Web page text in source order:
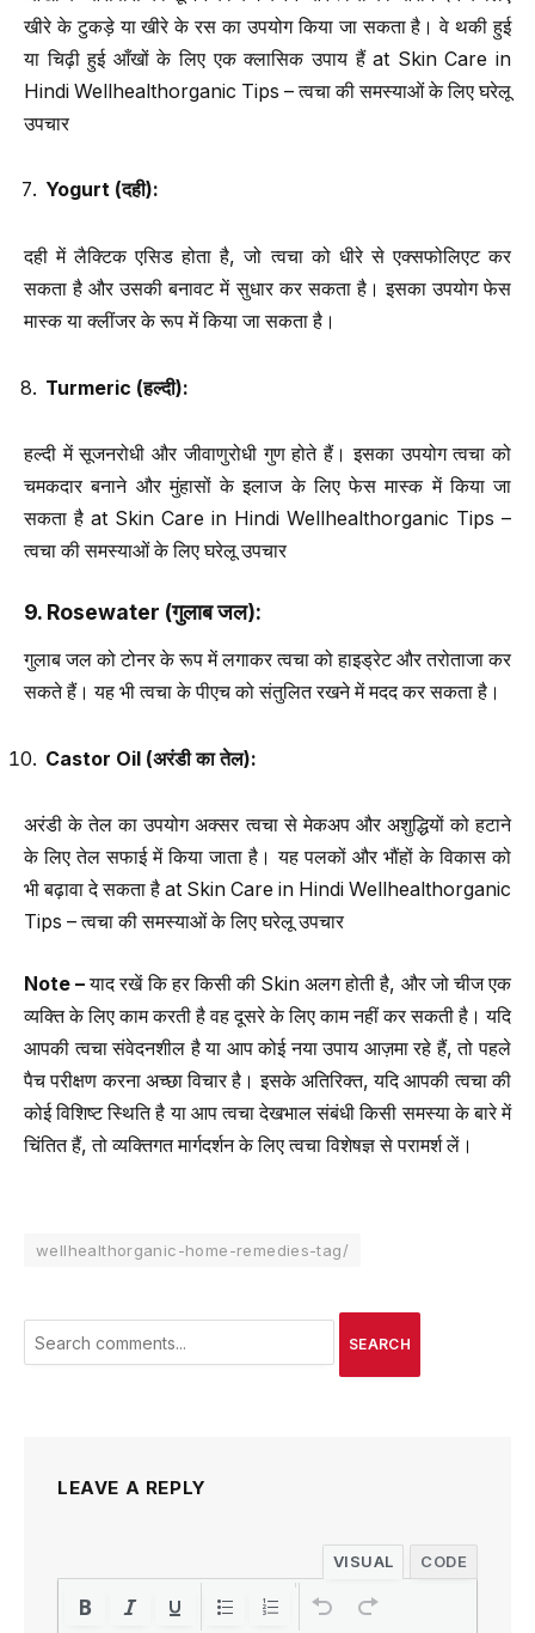
खीरे के टुकड़े या खीरे के रस का उपयोग किया जा सकता है। वे थकी हुई
या चिढ़ी हुई आँखों के लिए एक क्लासिक उपाय हैं at Skin Care in
Hindi Wellhealthorganic Tips – त्वचा की समस्याओं के लिए घरेलू
उपचार
Yogurt (दही):
दही में लैक्टिक एसिड होता है, जो त्वचा को धीरे से एक्सफोलिएट कर
सकता है और उसकी बनावट में सुधार कर सकता है। इसका उपयोग फेस
मास्क या क्लींजर के रूप में किया जा सकता है।
Turmeric (हल्दी):
हल्दी में सूजनरोधी और जीवाणुरोधी गुण होते हैं। इसका उपयोग त्वचा को
चमकदार बनाने और मुंहासों के इलाज के लिए फेस मास्क में किया जा
सकता है at Skin Care in Hindi Wellhealthorganic Tips –
त्वचा की समस्याओं के लिए घरेलू उपचार
9. Rosewater (गुलाब जल):
गुलाब जल को टोनर के रूप में लगाकर त्वचा को हाइड्रेट और तरोताजा कर
सकते हैं। यह भी त्वचा के पीएच को संतुलित रखने में मदद कर सकता है।
Castor Oil (अरंडी का तेल):
अरंडी के तेल का उपयोग अक्सर त्वचा से मेकअप और अशुद्धियों को हटाने
के लिए तेल सफाई में किया जाता है। यह पलकों और भौंहों के विकास को
भी बढ़ावा दे सकता है at Skin Care in Hindi Wellhealthorganic
Tips – त्वचा की समस्याओं के लिए घरेलू उपचार
Note –याद रखें कि हर किसी की Skin अलग होती है, और जो चीज एक
व्यक्ति के लिए काम करती है वह दूसरे के लिए काम नहीं कर सकती है। यदि
आपकी त्वचा संवेदनशील है या आप कोई नया उपाय आज़मा रहे हैं, तो पहले
पैच परीक्षण करना अच्छा विचार है। इसके अतिरिक्त, यदि आपकी त्वचा की
कोई विशिष्ट स्थिति है या आप त्वचा देखभाल संबंधी किसी समस्या के बारे में
चिंतित हैं, तो व्यक्तिगत मार्गदर्शन के लिए त्वचा विशेषज्ञ से परामर्श लें।
wellhealthorganic-home-remedies-tag/
SEARCH
LEAVE A REPLY
VISUAL CODE